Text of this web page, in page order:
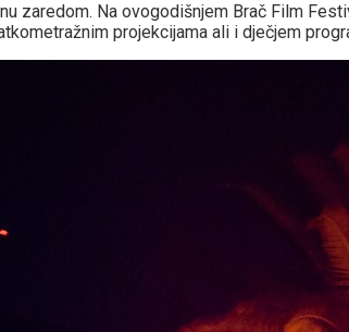
zaredom. Na ovogodišnjem Brač Film
projekcijama ali i dječjem